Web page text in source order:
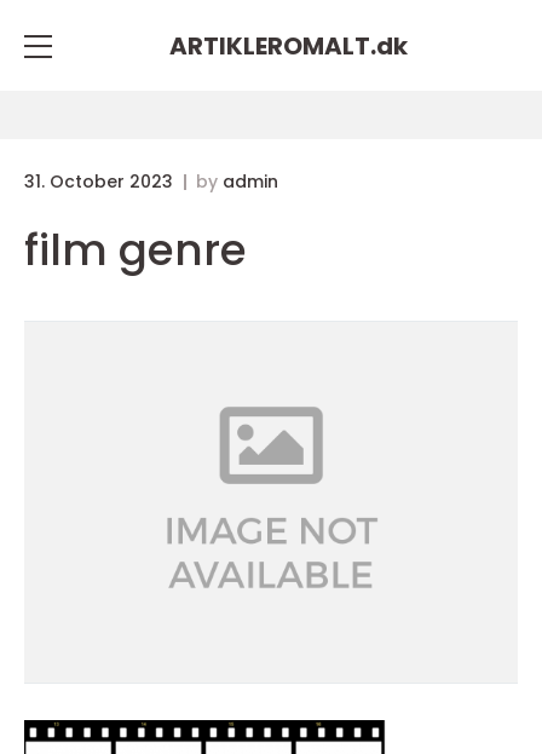
ARTIKLEROMALT.dk
31. October 2023 by admin
film genre